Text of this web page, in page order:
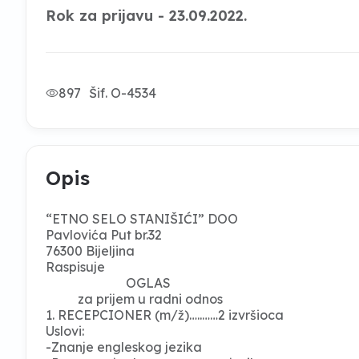
Rok za prijavu - 23.09.2022.
897 Šif. O-4534
Opis
“ETNO SELO STANIŠIĆI” DOO
Pavlovića Put br.32
76300 Bijeljina
Raspisuje
OGLAS
za prijem u radni odnos
1. RECEPCIONER (m/ž)…..……2 izvršioca
Uslovi:
-Znanje engleskog jezika